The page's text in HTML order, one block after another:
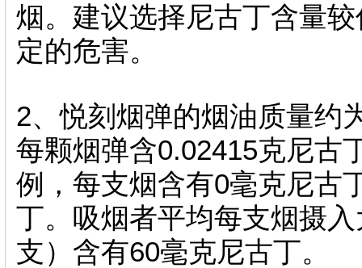
烟。建议选择尼古丁含量
定的危害。
2、悦刻烟弹的烟油质量约
每颗烟弹含0.02415克尼古
例，每支烟含有0毫克尼古
丁。吸烟者平均每支烟摄
支）含有60毫克尼古丁。